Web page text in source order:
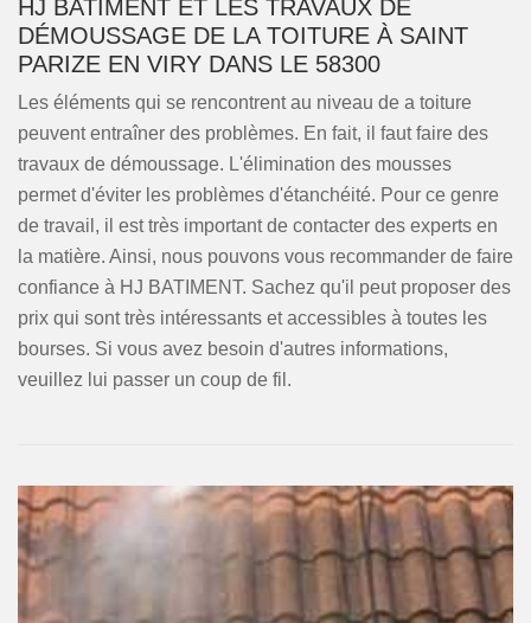
HJ BATIMENT ET LES TRAVAUX DE
DÉMOUSSAGE DE LA TOITURE À SAINT
PARIZE EN VIRY DANS LE 58300
Les éléments qui se rencontrent au niveau de a toiture
peuvent entraîner des problèmes. En fait, il faut faire des
travaux de démoussage. L'élimination des mousses
permet d'éviter les problèmes d'étanchéité. Pour ce genre
de travail, il est très important de contacter des experts en
la matière. Ainsi, nous pouvons vous recommander de faire
confiance à HJ BATIMENT. Sachez qu'il peut proposer des
prix qui sont très intéressants et accessibles à toutes les
bourses. Si vous avez besoin d'autres informations,
veuillez lui passer un coup de fil.